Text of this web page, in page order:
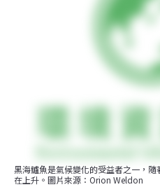
黑海鱸魚是氣候變化的受益者之一，
在上升。圖片來源：Orion Weldon